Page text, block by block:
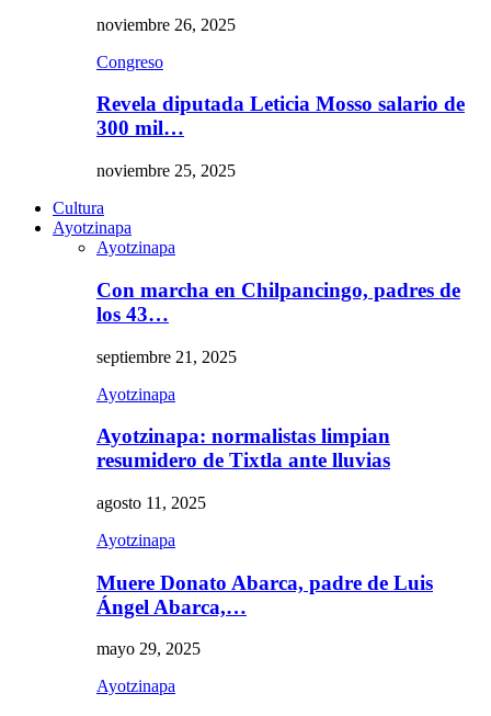
noviembre 26, 2025
Congreso
Revela diputada Leticia Mosso salario de
300 mil…
noviembre 25, 2025
Cultura
Ayotzinapa
Ayotzinapa
Con marcha en Chilpancingo, padres de
los 43…
septiembre 21, 2025
Ayotzinapa
Ayotzinapa: normalistas limpian
resumidero de Tixtla ante lluvias
agosto 11, 2025
Ayotzinapa
Muere Donato Abarca, padre de Luis
Ángel Abarca,…
mayo 29, 2025
Ayotzinapa